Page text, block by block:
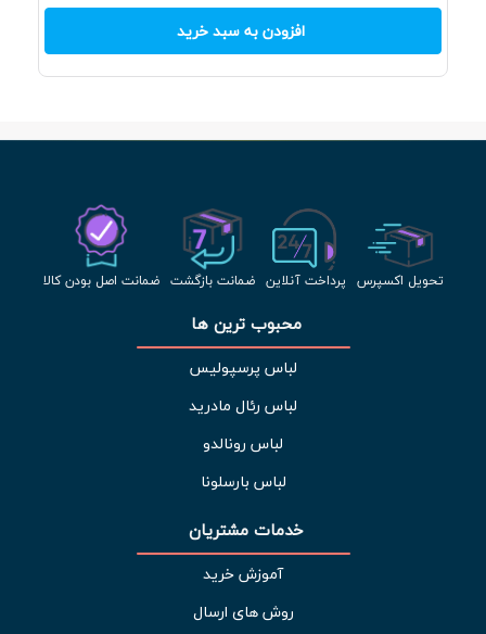
افزودن به سبد خرید
تحویل اکسپرس پرداخت آنلاین ضمانت بازگشت ضمانت اصل بودن کالا
محبوب ترین ها
لباس پرسپولیس
لباس رئال مادرید
لباس رونالدو
لباس بارسلونا
خدمات مشتریان
آموزش خرید
روش های ارسال